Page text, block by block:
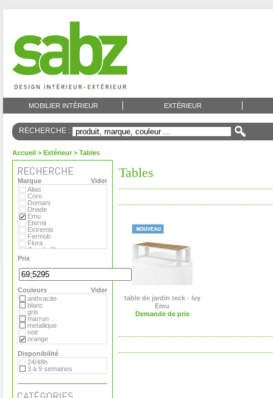
MOBILIER INTÉRIEUR EXTÉRIEUR
RECHERCHE :
Accueil > Extérieur > Tables
Vider
Marque
Alias
Coro
Domani
Driade
Emu
Eternit
Extremis
Fermob
Flora
Gandia Blasco
MDF
Magis
Matière Grise
Plank
Roda
Royal Botania
Serralunga
Tribu
Vange
Versus
Viteo
Prix
Vider
Couleurs
anthracite
blanc
gris
marron
metallique
noir
orange
Disponibilité
24/48h
3 à 9 semaines
Tables
table de jardin teck - Ivy
Emu
Demande de prix